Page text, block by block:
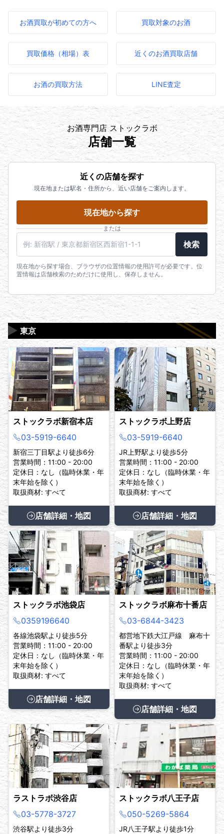
お酒買取が初めての方へ 買取対象のお酒
買取価格（相場）表 近くのお酒買取店舗
お酒の買取方法 LINE査定
お酒専門店 ストックラボ
店舗一覧
近くの店舗を探す
現在地または駅名・住所から、近い店舗をご案内します。
現在地から探す
または
検索
現在地から探す場合、ブラウザの位置情報の使用許可が必要です。位
置情報は店舗検索のためだけに使用し、保存しません。
東京
▶
ストックラボ新宿本店
03-5919-6640
新宿三丁目駅より徒歩6分
営業時間：11:00 - 20:00
定休日：なし（臨時休業・年
末年始を除く）
取扱商材: すべて
店舗詳細・地図
ストックラボ上野店
03-5919-6640
JR上野駅より徒歩5分
営業時間：11:00 - 20:00
定休日：なし（臨時休業・年
末年始を除く）
取扱商材: すべて
店舗詳細・地図
ストックラボ池袋店
0359196640
各線池袋駅より徒歩5分
営業時間：11:00 - 20:00
定休日：なし（臨時休業・年
末年始を除く）
取扱商材: すべて
店舗詳細・地図
ストックラボ麻布十番店
03-6844-3423
都営地下鉄大江戸線 麻布十
番駅より徒歩3分
営業時間：11:00 - 20:00
定休日：なし（臨時休業・年
末年始を除く）
取扱商材: すべて
店舗詳細・地図
ラストラボ渋谷店
03-5778-3727
渋谷駅より徒歩3分
ストックラボ八王子店
050-5269-5864
JR八王子駅より徒歩1分